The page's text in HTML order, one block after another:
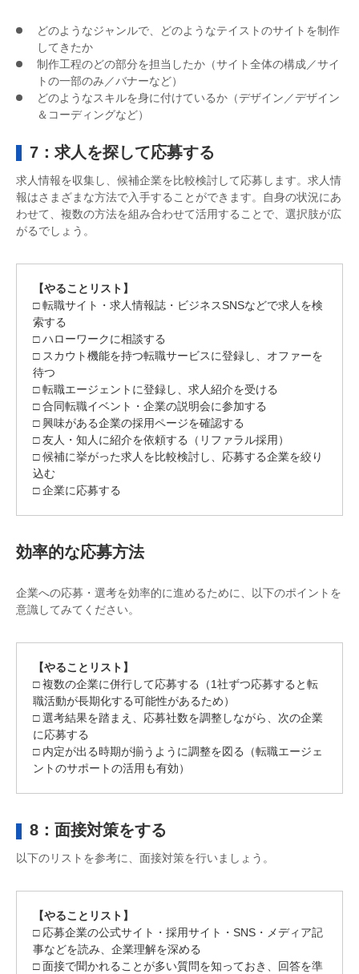
どのようなジャンルで、どのようなテイストのサイトを制作
してきたか
制作工程のどの部分を担当したか（サイト全体の構成／サイ
トの一部のみ／バナーなど）
どのようなスキルを身に付けているか（デザイン／デザイン
＆コーディングなど）
7：求人を探して応募する
求人情報を収集し、候補企業を比較検討して応募します。求人情
報はさまざまな方法で入手することができます。自身の状況にあ
わせて、複数の方法を組み合わせて活用することで、選択肢が広
がるでしょう。
【やることリスト】
□ 転職サイト・求人情報誌・ビジネスSNSなどで求人を検
索する
□ ハローワークに相談する
□ スカウト機能を持つ転職サービスに登録し、オファーを
待つ
□ 転職エージェントに登録し、求人紹介を受ける
□ 合同転職イベント・企業の説明会に参加する
□ 興味がある企業の採用ページを確認する
□ 友人・知人に紹介を依頼する（リファラル採用）
□ 候補に挙がった求人を比較検討し、応募する企業を絞り
込む
□ 企業に応募する
効率的な応募方法
企業への応募・選考を効率的に進めるために、以下のポイントを
意識してみてください。
【やることリスト】
□ 複数の企業に併行して応募する（1社ずつ応募すると転
職活動が長期化する可能性があるため）
□ 選考結果を踏まえ、応募社数を調整しながら、次の企業
に応募する
□ 内定が出る時期が揃うように調整を図る（転職エージェ
ントのサポートの活用も有効）
8：面接対策をする
以下のリストを参考に、面接対策を行いましょう。
【やることリスト】
□ 応募企業の公式サイト・採用サイト・SNS・メディア記
事などを読み、企業理解を深める
□ 面接で聞かれることが多い質問を知っておき、回答を準